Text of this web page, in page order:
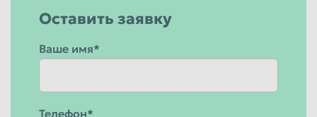
Оставить заявку
Ваше имя*
Телефон*